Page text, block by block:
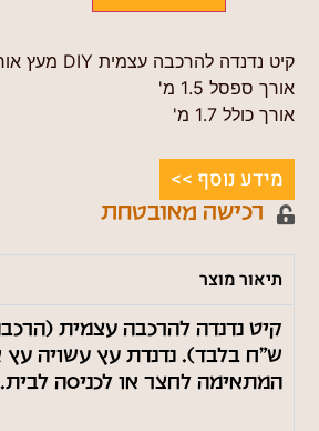
קיט נדנדה להרכבה עצמית DIY מעץ אורן מחוטא
אורך ספסל 1.5 מ'
אורך כולל 1.7 מ'
מידע נוסף >>
רכישה מאובטחת
תיאור מוצר
ש"ח בלבד). נדנדת עץ עשויה עץ
המתאימה לחצר או לכניסה לבית.